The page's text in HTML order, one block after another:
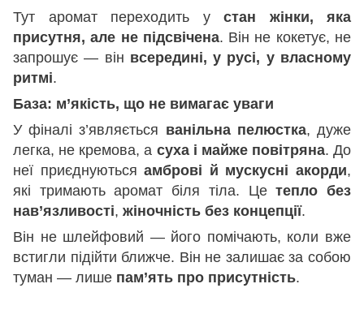
Тут аромат переходить у стан жінки, яка
присутня, але не підсвічена. Він не кокетує, не
запрошує — він всередині, у русі, у власному
ритмі.
База: м’якість, що не вимагає уваги
У фіналі з’являється ванільна пелюстка, дуже
легка, не кремова, а суха і майже повітряна. До
неї приєднуютьсяамброві й мускусні акорди,
які тримають аромат біля тіла. Цетепло без
нав’язливості, жіночність без концепції.
Він не шлейфовий — його помічають, коли вже
встигли підійти ближче. Він не залишає за собою
туман — лише пам’ять про присутність.